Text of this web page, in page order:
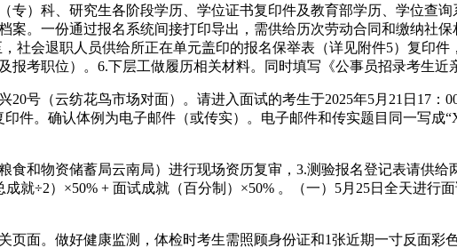
）科、研究生各阶段学历、学位证书复印件及教育部学历、学位查
案。一份通过报名系统间接打印导出，需供给历次劳动合同和缴纳社
社会退职人员供给所正在单元盖印的报名保举表（详见附件5）复印
考职位）。6.下层工做履历相关材料。同时填写《公事员招录考生近
（云纺花鸟市场对面）。请进入面试的考生于2025年5月21日17：
件。确认体例为电子邮件（或传实）。电子邮件和传实题目同一写成
和物资储蓄局云南局）进行现场资历复审，3.测验报名登记表请供给
就÷2）×50% + 面试成就（百分制）×50% 。（一）5月25日全天进行
。做好健康监测，体检时考生需照顾身份证和1张近期一寸反面彩